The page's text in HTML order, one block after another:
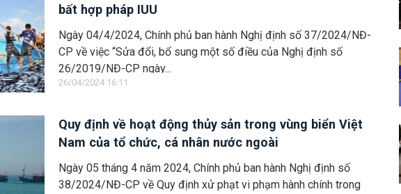
bất hợp pháp IUU
Ngày 04/4/2024, Chính phủ ban hành Nghị định số 37/2024/NĐ-
CP về việc “Sửa đổi, bổ sung một số điều của Nghị định số
26/2019/NĐ-CP ngày...
26/04/2024 16:11
Quy định về hoạt động thủy sản trong vùng biển Việt
Nam của tổ chức, cá nhân nước ngoài
Ngày 05 tháng 4 năm 2024, Chính phủ ban hành Nghị định số
38/2024/NĐ-CP về Quy định xử phạt vi phạm hành chính trong